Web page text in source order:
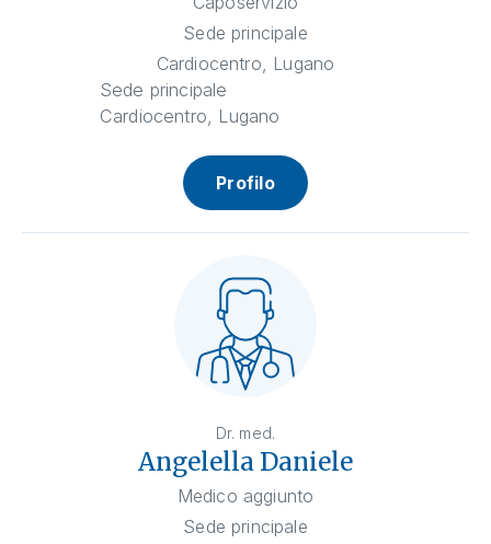
Sede principale
Cardiocentro, Lugano
Sede principale
Cardiocentro, Lugano
Profilo
Dr. med.
Angelella Daniele
Medico aggiunto
Sede principale